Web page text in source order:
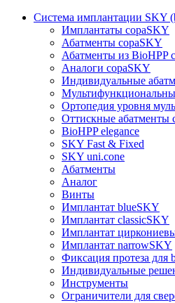
Система имплантации SKY
Имплантаты copaSKY
Абатменты copaSKY
Абатменты из BioHPP
Аналоги copaSKY
Индивидуальные
Ортопедия уровня
Оттискные абатменты
BioHPP elegance
SKY Fast & Fixed
SKY uni.cone
Абатменты
Аналог
Винты
Имплантат blueSKY
Имплантат classicSKY
Имплантат
Имплантат narrowSKY
Фиксация протеза для
Индивидуальные
Инструменты
Ограничители для